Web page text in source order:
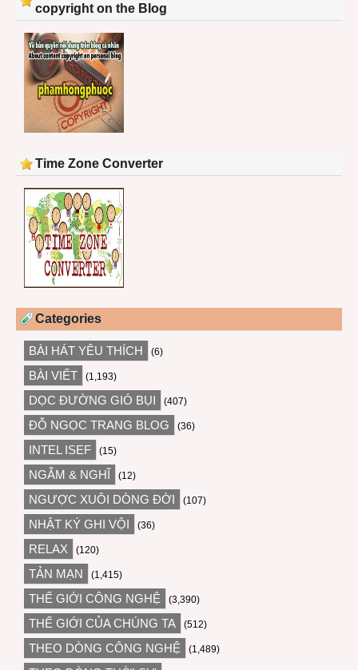
copyright on the Blog
Time Zone Converter
Categories
BÀI HÁT YÊU THÍCH (6)
BÀI VIẾT (1,193)
DỌC ĐƯỜNG GIÓ BỤI (407)
ĐỖ NGỌC TRANG BLOG (36)
INTEL ISEF (15)
NGẪM & NGHĨ (12)
NGƯỢC XUÔI DÒNG ĐỜI (107)
NHẬT KÝ GHI VỘI (36)
RELAX (120)
TẢN MẠN (1,415)
THẾ GIỚI CÔNG NGHỆ (3,390)
THẾ GIỚI CỦA CHÚNG TA (512)
THEO DÒNG CÔNG NGHỆ (1,489)